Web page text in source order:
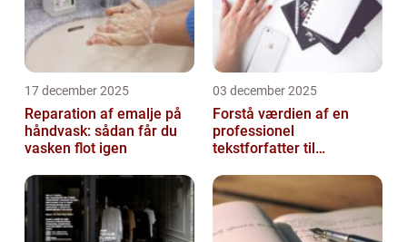
17 december 2025
Reparation af emalje på
håndvask: sådan får du
vasken flot igen
03 december 2025
Forstå værdien af en
professionel
tekstforfatter til